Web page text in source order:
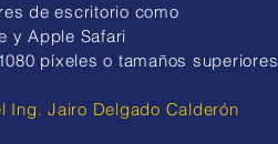
de escritorio como
y Apple Safari
píxeles o tamaños superiores
Ing. Jairo Delgado Calderón